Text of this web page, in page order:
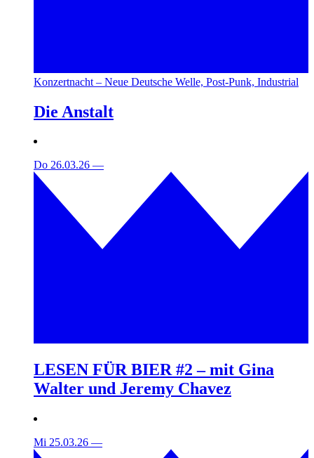
Konzertnacht – Neue Deutsche Welle, Post-Punk, Industrial
Die Anstalt
Do 26.03.26 —
LESEN FÜR BIER #2 – mit Gina
Walter und Jeremy Chavez
Mi 25.03.26 —